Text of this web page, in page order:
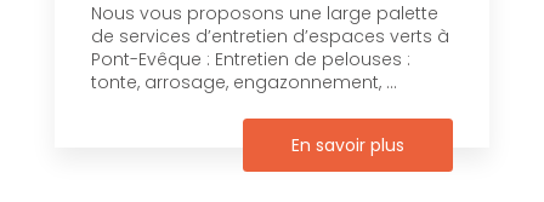
Nous vous proposons une large palette
de services d’entretien d’espaces verts à
Pont-Evêque : Entretien de pelouses :
tonte, arrosage, engazonnement, ...
En savoir plus